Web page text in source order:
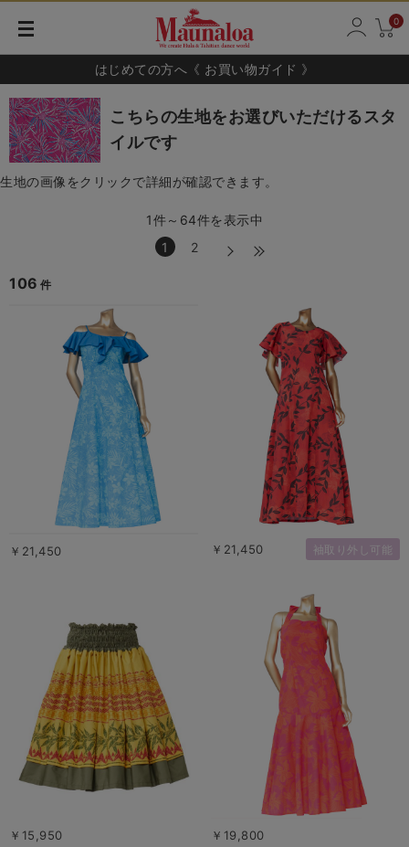
0
はじめての方へ《 お買い物ガイド 》
こちらの生地をお選びいただけるスタ
イルです
生地の画像をクリックで詳細が確認できます。
1件～64件を表示中
1
2
106 件
￥21,450 ￥21,450 袖取り外し可能
￥15,950 ￥19,800